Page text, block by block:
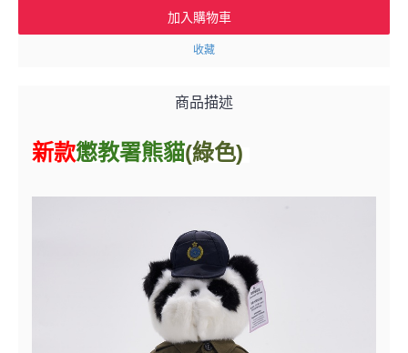
加入購物車
收藏
商品描述
新款懲教署熊貓(綠色)